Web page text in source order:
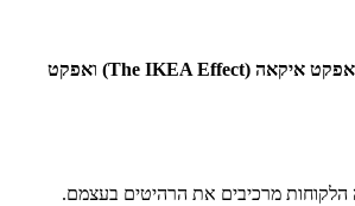
אפקט איקאה (The IKEA Effect) ואפקט
הלקוחות מרכיבים את הרהיטים בעצמם.